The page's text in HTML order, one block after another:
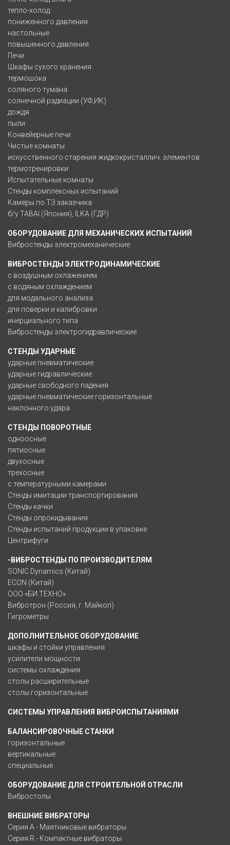
тепло-холод
пониженного давления
настольные
повышенного давления
Печи
Шкафы сухого хранения
термошока
соляного тумана
солнечной радиации (УФ,ИК)
дождя
пыли
Конвейерные печи
Чистые комнаты
искусственного старения жидкокристаллич. элементов
термотренировки
Испытательные комнаты
Стенды комплексных испытаний
Камеры по ТЗ заказчика
б/у TABAI (Япония), ILKA (ГДР)
ОБОРУДОВАНИЕ ДЛЯ МЕХАНИЧЕСКИХ ИСПЫТАНИЙ
Вибростенды электромеханические
ВИБРОСТЕНДЫ ЭЛЕКТРОДИНАМИЧЕСКИЕ
с воздушным охлажением
с водяным охлаждением
для модального анализа
для поверки и калибровки
инерциального типа
Вибростенды электрогидравлические
СТЕНДЫ УДАРНЫЕ
ударные пневматические
ударные гидравлические
ударные свободного падения
ударные пневматические горизонтальные
наклонного удара
СТЕНДЫ ПОВОРОТНЫЕ
одноосные
пятиосные
двухосные
трехосные
с температурными камерами
Стенды имитации транспортирования
Стенды качки
Стенды опрокидывания
Стенды испытаний продукции в упаковке
Центрифуги
-ВИБРОСТЕНДЫ ПО ПРОИЗВОДИТЕЛЯМ
SONIC Dynamics (Китай)
ECON (Китай)
ООО «БИ ТЕХНО»
Вибротрон (Россия, г. Майкоп)
Гигрометры
ДОПОЛНИТЕЛЬНОЕ ОБОРУДОВАНИЕ
шкафы и стойки управления
усилители мощности
системы охлаждения
столы расширительные
столы горизонтальные
СИСТЕМЫ УПРАВЛЕНИЯ ВИБРОИСПЫТАНИЯМИ
БАЛАНСИРОВОЧНЫЕ СТАНКИ
горизонтальные
вертикальные
специальные
ОБОРУДОВАНИЕ ДЛЯ СТРОИТЕЛЬНОЙ ОТРАСЛИ
Вибростолы
ВНЕШНИЕ ВИБРАТОРЫ
Серия A - Маятниковые вибраторы
Серия R - Компактные вибраторы